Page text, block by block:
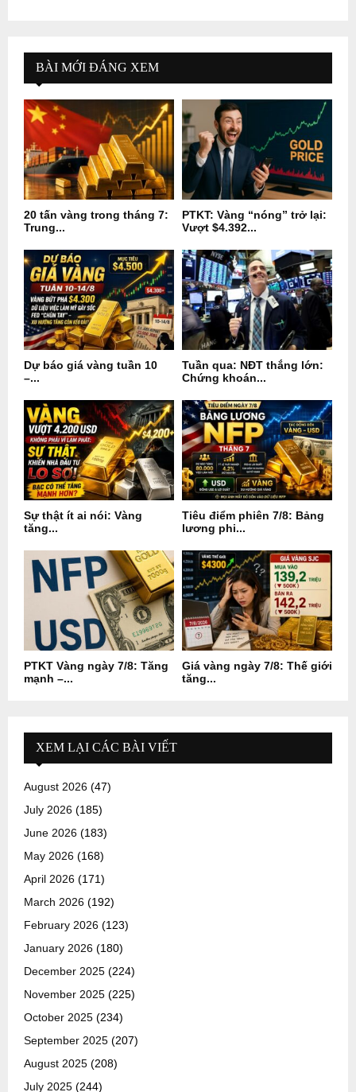
BÀI MỚI ĐÁNG XEM
20 tấn vàng trong tháng 7:
Trung...
PTKT: Vàng “nóng” trở lại:
Vượt $4.392...
Dự báo giá vàng tuần 10
–...
Tuần qua: NĐT thắng lớn:
Chứng khoán...
Sự thật ít ai nói: Vàng
tăng...
Tiêu điểm phiên 7/8: Bảng
lương phi...
PTKT Vàng ngày 7/8: Tăng
mạnh –...
Giá vàng ngày 7/8: Thế giới
tăng...
XEM LẠI CÁC BÀI VIẾT
August 2026 (47)
July 2026 (185)
June 2026 (183)
May 2026 (168)
April 2026 (171)
March 2026 (192)
February 2026 (123)
January 2026 (180)
December 2025 (224)
November 2025 (225)
October 2025 (234)
September 2025 (207)
August 2025 (208)
July 2025 (244)